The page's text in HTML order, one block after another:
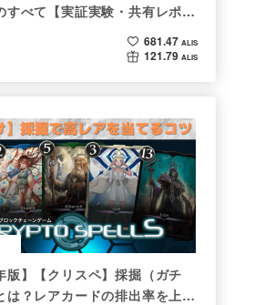
すべて【実証実験・共有レポー
681.47 ALIS
121.79 ALIS
版】【クリスペ】採掘（ガチ
は？レアカードの排出率を上げ